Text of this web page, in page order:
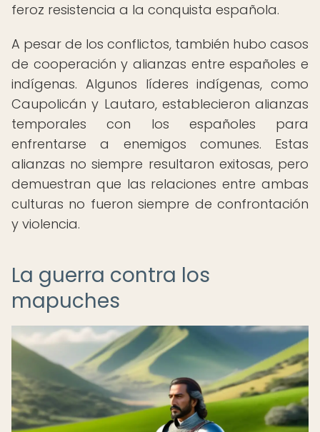
feroz resistencia a la conquista española.
A pesar de los conflictos, también hubo casos
de cooperación y alianzas entre españoles e
indígenas. Algunos líderes indígenas, como
Caupolicán y Lautaro, establecieron alianzas
temporales con los españoles para
enfrentarse a enemigos comunes. Estas
alianzas no siempre resultaron exitosas, pero
demuestran que las relaciones entre ambas
culturas no fueron siempre de confrontación
y violencia.
La guerra contra los
mapuches